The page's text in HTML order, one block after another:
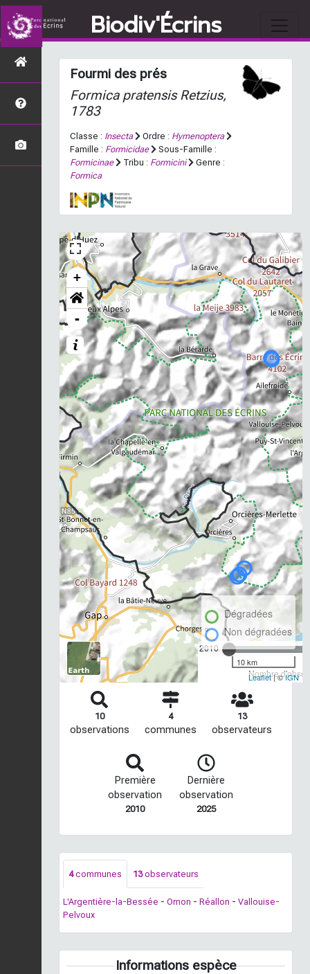
Biodiv'Écrins
Fourmi des prés
Formica pratensisRetzius,
1783
Classe : Insecta Ordre : Hymenoptera
Famille : Formicidae
Sous-Famille :
Formicinae
Tribu : Formicini
Genre :
Formica
+
-
2010
Nombre
Dégradées
Non dégradées
10 km
Leaflet| ©IGN
10
observations
4
communes
13
observateurs
Première
observation
2010
Dernière
observation
2025
4communes 13observateurs
L'Argentière-la-Bessée - Ornon - Réallon - Vallouise-
Pelvoux
Informations espèce